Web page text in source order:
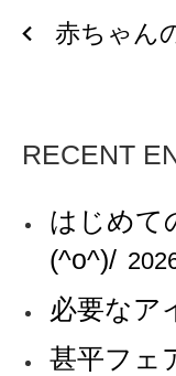
赤ちゃん
RECENT
はじめて
(^o^)/
必要なア
甚平フェ